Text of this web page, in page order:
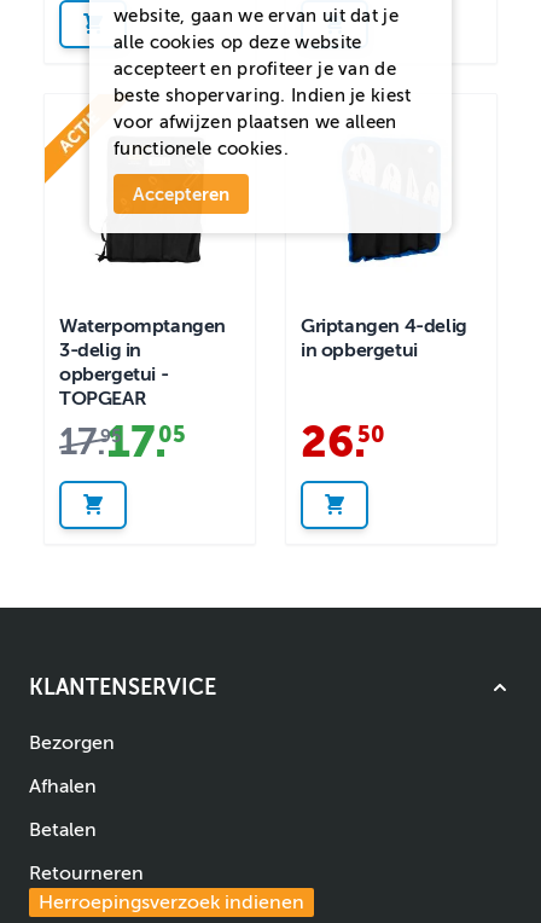
Waterpomptangen
3-delig in
opbergetui -
TOPGEAR
17.95
17.05
Griptangen 4-delig
in opbergetui
26.
50
KLANTENSERVICE
Bezorgen
Afhalen
Betalen
Retourneren
Herroepingsverzoek indienen
website, gaan we ervan uit dat je
alle cookies op deze website
accepteert en profiteer je van de
beste shopervaring. Indien je kiest
voor afwijzen plaatsen we alleen
functionele cookies.
Accepteren